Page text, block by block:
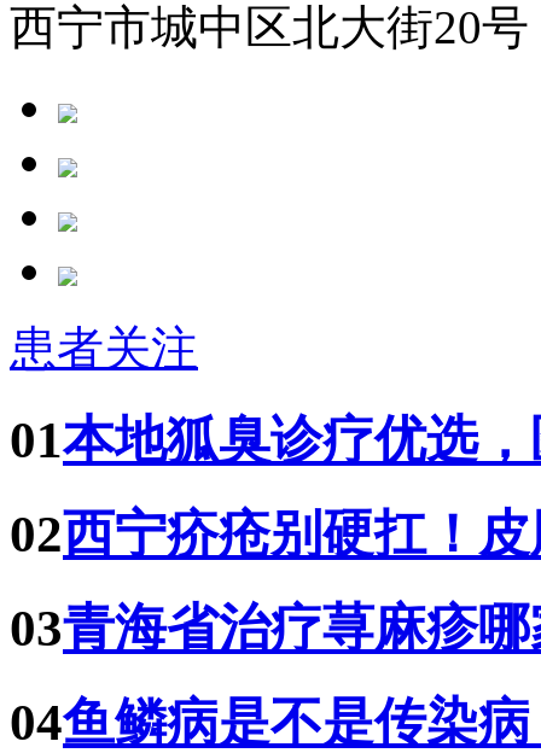
西宁市城中区北大街20
患者关注
01本地狐臭诊疗优选
02西宁疥疮别硬扛！
03青海省治疗荨麻疹
04鱼鳞病是不是传染